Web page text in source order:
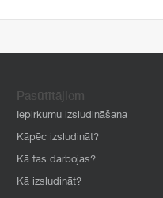
Pasūtītājiem
Iepirkumu izsludināšana
Kāpēc izsludināt?
Kā tas darbojas?
Kā izsludināt?